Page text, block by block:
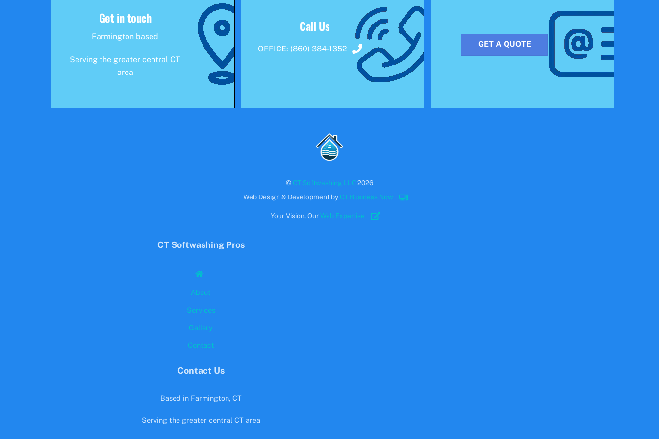
Get in touch
Farmington based
Serving the greater central CT
area
Call Us
OFFICE: (860) 384-1352
GET A QUOTE
Back
To
Top
© CT Softwashing LLC2026
Web Design & Development by CT Business Now
Your Vision, OurWeb Expertise
CT Softwashing Pros
About
Services
Gallery
Contact
Contact Us
Based in Farmington, CT
Serving the greater central CT area